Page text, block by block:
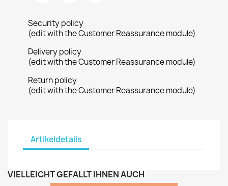
Security policy
(edit with the Customer Reassurance module)
Delivery policy
(edit with the Customer Reassurance module)
Return policy
(edit with the Customer Reassurance module)
Artikeldetails
VIELLEICHT GEFÄLLT IHNEN AUCH